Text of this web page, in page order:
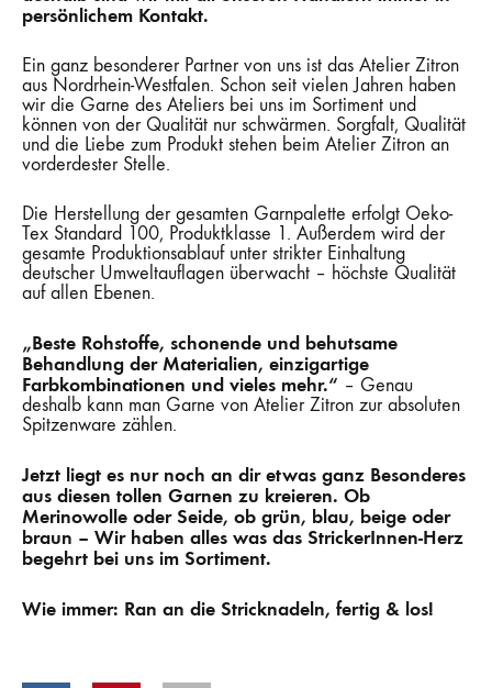
persönlichem Kontakt.
Ein ganz besonderer Partner von uns ist das Atelier Zitron
aus Nordrhein-Westfalen. Schon seit vielen Jahren haben
wir die Garne des Ateliers bei uns im Sortiment und
können von der Qualität nur schwärmen. Sorgfalt, Qualität
und die Liebe zum Produkt stehen beim Atelier Zitron an
vorderdester Stelle.
Die Herstellung der gesamten Garnpalette erfolgt Oeko-
Tex Standard 100, Produktklasse 1. Außerdem wird der
gesamte Produktionsablauf unter strikter Einhaltung
deutscher Umweltauflagen überwacht – höchste Qualität
auf allen Ebenen.
„Beste Rohstoffe, schonende und behutsame
Behandlung der Materialien, einzigartige
Farbkombinationen und vieles mehr.“ – Genau
deshalb kann man Garne von Atelier Zitron zur absoluten
Spitzenware zählen.
Jetzt liegt es nur noch an dir etwas ganz Besonderes
aus diesen tollen Garnen zu kreieren. Ob
Merinowolle oder Seide, ob grün, blau, beige oder
braun – Wir haben alles was das StrickerInnen-Herz
begehrt bei uns im Sortiment.
Wie immer: Ran an die Stricknadeln, fertig & los!